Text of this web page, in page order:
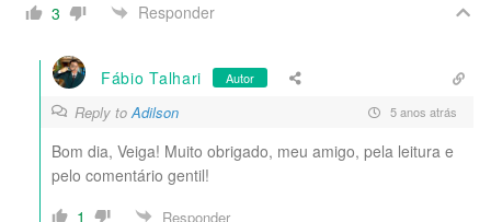
3
Responder
Fábio Talhari Autor
Reply toAdilson 5 anos atrás
Bom dia, Veiga! Muito obrigado, meu amigo, pela leitura e
pelo comentário gentil!
1
Responder